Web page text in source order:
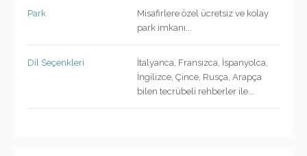
Park
Misafirlere özel ücretsiz ve kolay
park imkanı...
Dil Seçenkleri
İtalyanca, Fransızca, İspanyolca,
İngilizce, Çince, Rusça, Arapça
bilen tecrübeli rehberler ile...